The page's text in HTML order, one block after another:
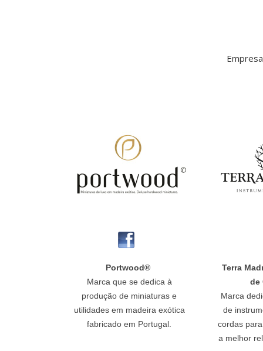
Portwood®
Marca que se dedica à
produção de miniaturas e
utilidades em madeira exótica
fabricado em Portugal.
Terra
de
Marca
de
cordas
a melhor